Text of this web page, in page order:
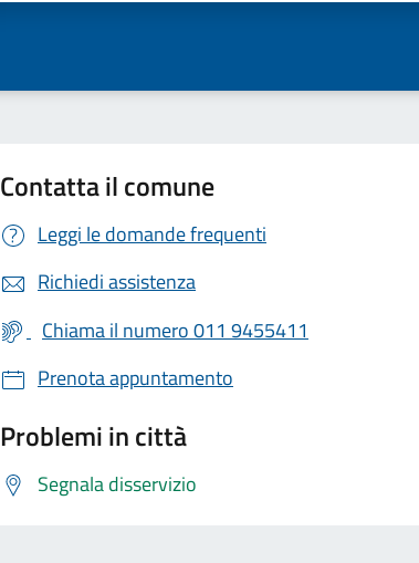
Contatta il comune
Leggi le domande frequenti
Richiedi assistenza
Chiama il numero 011 9455411
Prenota appuntamento
Problemi in città
Segnala disservizio